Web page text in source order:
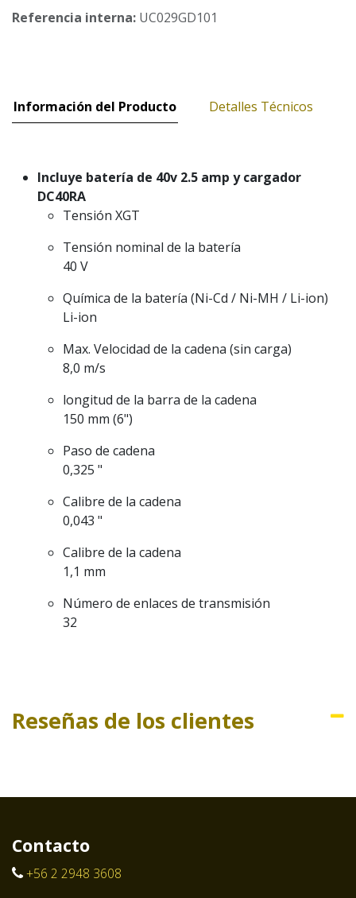
Referencia interna: UC029GD101
Información del Producto Detalles Técnicos
Incluye batería de 40v 2.5 amp y cargador
DC40RA
Tensión XGT
Tensión nominal de la batería
40 V
Química de la batería (Ni-Cd / Ni-MH / Li-ion)
Li-ion
Max. Velocidad de la cadena (sin carga)
8,0 m/s
longitud de la barra de la cadena
150 mm (6")
Paso de cadena
0,325 "
Calibre de la cadena
0,043 "
Calibre de la cadena
1,1 mm
Número de enlaces de transmisión
32
Reseñas de los clientes
Contacto
+56 2 2948 3608